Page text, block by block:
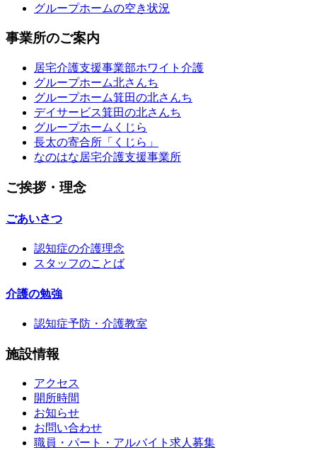
グループホームの空き状況
事業所のご案内
居宅介護支援事業部ホワイト介護
グループホーム北さんち
グループホーム箕田の北さんち
デイサービス箕田の北さんち
グループホームくじら
長太の寄合所「くじら」
なのはな居宅介護支援事業所
ご挨拶・理念
ごあいさつ
認知症の介護理念
スタッフのことば
介護の勉強
認知症予防・介護教室
施設情報
アクセス
開所時間
お知らせ
お問い合わせ
職員・パート・アルバイト求人募集